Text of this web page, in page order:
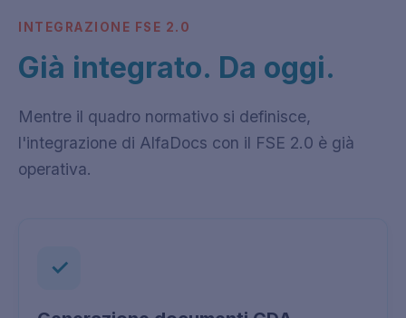
INTEGRAZIONE FSE 2.0
Già integrato. Da oggi.
Mentre il quadro normativo si definisce,
l'integrazione di AlfaDocs con il FSE 2.0 è già
operativa.
✓